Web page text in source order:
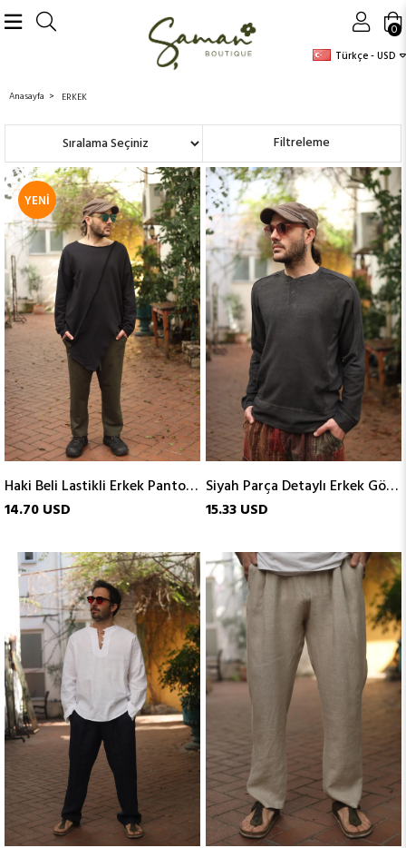
Türkçe - USD
0
Anasayfa ERKEK
Filtreleme
Sıralama
Haki Beli Lastikli Erkek Pantolon
14.70 USD
YENI
ÜRÜN
Siyah Parça Detaylı Erkek Gömlek
15.33 USD